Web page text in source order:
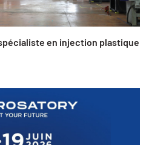
en injection plastique